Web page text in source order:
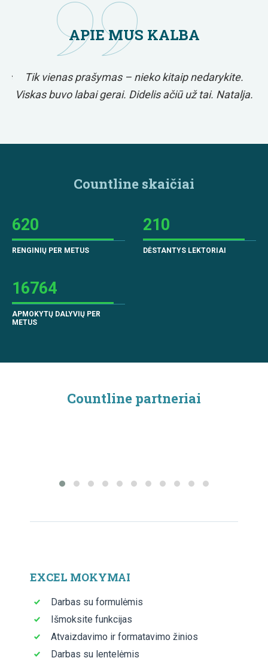
APIE MUS KALBA
Tik vienas prašymas – nieko kitaip nedarykite.
Viskas buvo labai gerai. Didelis ačiū už tai. Natalja.
Countline skaičiai
620
RENGINIŲ PER METUS
210
DĖSTANTYS LEKTORIAI
16764
APMOKYTŲ DALYVIŲ PER
METUS
Countline partneriai
NUOTOLINIO DARBO TVARKOS
Vienoje vietoje rasite:
nuotolinio darbo tvarkos aprašas;